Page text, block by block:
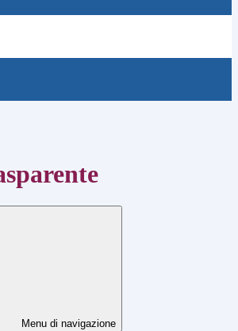
Menu di navigazione